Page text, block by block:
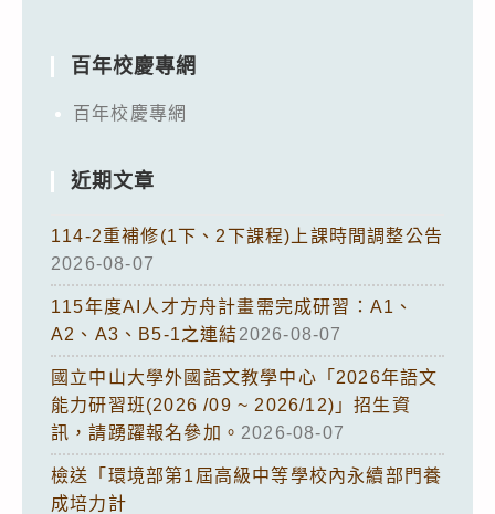
百年校慶專網
百年校慶專網
近期文章
114-2重補修(1下、2下課程)上課時間調整公告
2026-08-07
115年度AI人才方舟計畫需完成研習：A1、
A2、A3、B5-1之連結2026-08-07
國立中山大學外國語文教學中心「2026年語文
能力研習班(2026 /09 ~ 2026/12)」招生資
訊，請踴躍報名參加。 2026-08-07
檢送「環境部第1屆高級中等學校內永續部門養
成培力計